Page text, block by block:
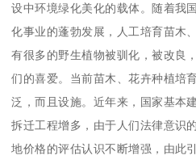
设中环境绿化美化的载体。随着我
化事业的蓬勃发展，人工培育苗木
有很多的野生植物被驯化，被改良
们的喜爱。当前苗木、花卉种植培
泛，而且设施。近年来，国家基本
拆迁工程增多，由于人们法律意识
地价格的评估认识不断增强，由此